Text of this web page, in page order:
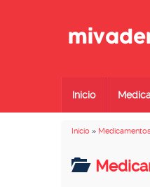
Inicio
Inicio » Medicamentos